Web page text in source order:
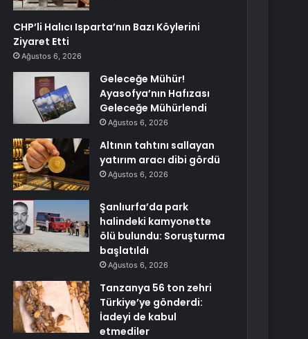
CHP’li Halıcı Isparta’nın Bazı Köylerini
Ziyaret Etti
Ağustos 6, 2026
Geleceğe Mühür!
Ayasofya’nın Hafızası
Geleceğe Mühürlendi
Ağustos 6, 2026
Altının tahtını sallayan
yatırım aracı dibi gördü
Ağustos 6, 2026
Şanlıurfa’da park
halindeki kamyonette
ölü bulundu: Soruşturma
başlatıldı
Ağustos 6, 2026
Tanzanya 56 ton zehri
Türkiye’ye gönderdi:
İadeyi de kabul
etmediler